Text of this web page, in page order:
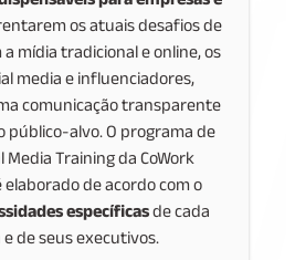
os atuais desafios de
mídia tradicional e online, os
media e influenciadores,
comunicação transparente
público-alvo. O programa de
Media Training da CoWork
elaborado de acordo com o
específicasde cada
de seus executivos.